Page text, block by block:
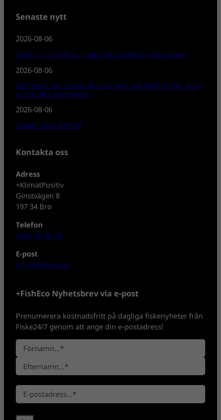
Senaste nytt
2026-08-06
Döms till 39 000 kr i böter för tjuvfiske i Värmland!
2026-08-06
Drömmer du om en abborre över två kilo? Därför är en
guide ofta avgörande!
2026-08-06
Gäddfiskets BETEN!
Kontakta oss
Adress
+KlimatPositiv
Ginstvägen 8
197 34 Bro
Telefon
0702-08 80 30
E-post
info@fisheco.se
+FishEco Nyhetsbrev via e-post
Prenumerera kostnadsfritt på dagliga fiskenyheter från
Fiske24/7 genom att ange din e-postadress!
N
a
n
*
F
ö
r
a
m
t
e
E
-